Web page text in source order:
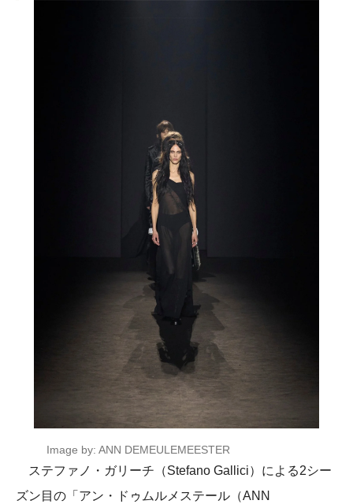
Image by: ANN DEMEULEMEESTER
ステファノ・ガリーチ（Stefano Gallici）による2シー
ズン目の「アン・ドゥムルメステール（ANN